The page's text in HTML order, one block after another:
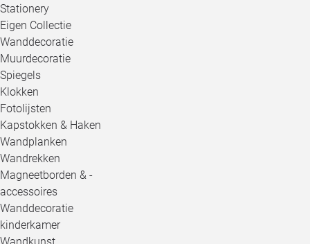
Stationery
Eigen Collectie
Wanddecoratie
Muurdecoratie
Spiegels
Klokken
Fotolijsten
Kapstokken & Haken
Wandplanken
Wandrekken
Magneetborden & -
accessoires
Wanddecoratie
kinderkamer